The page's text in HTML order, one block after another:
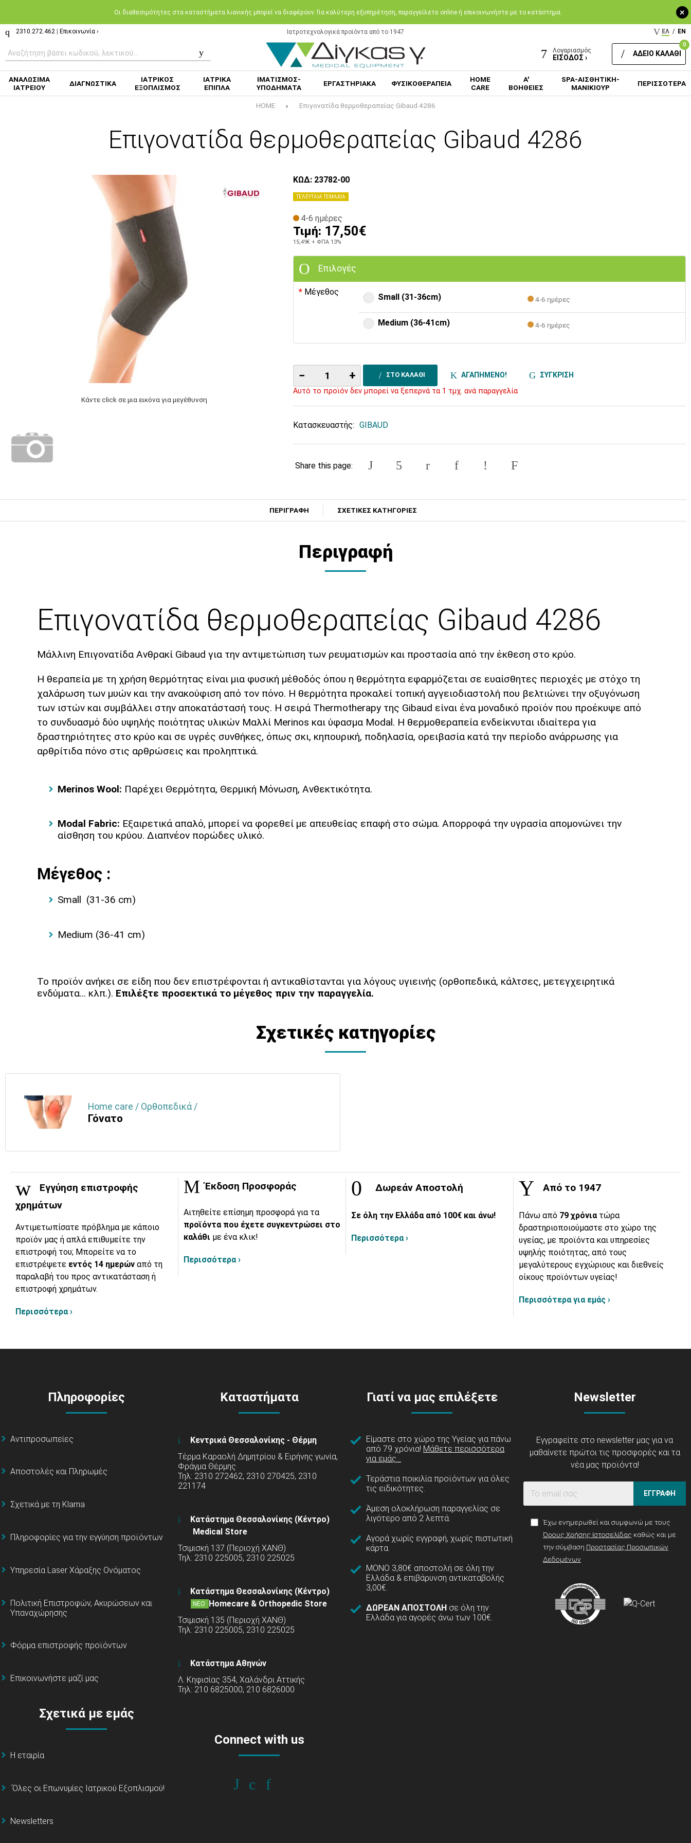
+
Oι διαθεσιμότητες στα καταστήματα λιανικής μπορεί να διαφέρουν. Για καλύτερη εξυπηρέτηση, παραγγείλετε online ή επικοινωνήστε με το κατάστημα.
2310.272.462 Επικοινωνία › Ιατροτεχνολογικά προϊόντα από το 1947 ΕΛ / EN
Λογαριασμός
ΕΙΣΟΔΟΣ ›
0
ΑΔΕΙΟ ΚΑΛΑΘΙ
ΑΝΑΛΩΣΙΜΑ
ΙΑΤΡΕΙΟΥ
ΔΙΑΓΝΩΣΤΙΚΑ
ΙΑΤΡΙΚΟΣ
ΕΞΟΠΛΙΣΜΟΣ
ΙΑΤΡΙΚΑ
ΕΠΙΠΛΑ
ΙΜΑΤΙΣΜΟΣ-
ΥΠΟΔΗΜΑΤΑ
ΕΡΓΑΣΤΗΡΙΑΚΑ ΦΥΣΙΚΟΘΕΡΑΠΕΙΑ
HOME
CARE
Α'
ΒΟΗΘΕΙΕΣ
SPA-ΑΙΣΘΗΤΙΚΗ-
ΜΑΝΙΚΙΟΥΡ
ΠΕΡΙΣΣΟΤΕΡΑ
HOME Επιγονατίδα θερμοθεραπείας Gibaud 4286
Επιγονατίδα θερμοθεραπείας Gibaud 4286
Κάντε click σε μια εικόνα για μεγέθυνση
ΤΕΛΕΥΤΑΙΑ ΤΕΜΑΧΙΑ
ΚΩΔ: 23782-00
4-6 ημέρες
Τιμή: 17,50€
15,49€ + ΦΠΑ 13%
Επιλογές
Μέγεθος
Small (31-36cm) 4-6 ημέρες
Medium (36-41cm) 4-6 ημέρες
− + ΣΤΟ ΚΑΛΑΘΙ ΑΓΑΠΗΜΕΝΟ! ΣΥΓΚΡΙΣΗ
Αυτό το προϊόν δεν μπορεί να ξεπερνά τα 1 τμχ. ανά παραγγελία
Κατασκευαστής: GIBAUD
Share this page:
ΠΕΡΙΓΡΑΦΗ ΣΧΕΤΙΚΕΣ ΚΑΤΗΓΟΡΙΕΣ
Περιγραφή
Επιγονατίδα θερμοθεραπείας Gibaud 4286
Μάλλινη Επιγονατίδα Ανθρακί Gibaud για την αντιμετώπιση των ρευματισμών και προστασία από την έκθεση στο κρύο.
Η θεραπεία με τη χρήση θερμότητας είναι μια φυσική μέθοδός όπου η θερμότητα εφαρμόζεται σε ευαίσθητες περιοχές με στόχο τη
χαλάρωση των μυών και την ανακούφιση από τον πόνο. Η θερμότητα προκαλεί τοπική αγγειοδιαστολή που βελτιώνει την οξυγόνωση
των ιστών και συμβάλλει στην αποκατάστασή τους. Η σειρά Thermotherapy της Gibaud είναι ένα μοναδικό προϊόν που προέκυψε από
το συνδυασμό δύο υψηλής ποιότητας υλικών Μαλλί Merinos και ύφασμα Modal. Η θερμοθεραπεία ενδείκνυται ιδιαίτερα για
δραστηριότητες στο κρύο και σε υγρές συνθήκες, όπως σκι, κηπουρική, ποδηλασία, ορειβασία κατά την περίοδο ανάρρωσης για
αρθρίτιδα πόνο στις αρθρώσεις και προληπτικά.
Merinos Wool: Παρέχει Θερμότητα, Θερμική Μόνωση, Ανθεκτικότητα.
Modal Fabric: Εξαιρετικά απαλό, μπορεί να φορεθεί με απευθείας επαφή στο σώμα. Απορροφά την υγρασία απομονώνει την
αίσθηση του κρύου. Διαπνέον πορώδες υλικό.
Μέγεθος :
Small (31-36 cm)
Medium (36-41 cm)
Το προϊόν ανήκει σε είδη που δεν επιστρέφονται ή αντικαθίστανται για λόγους υγιεινής (ορθοπεδικά, κάλτσες, μετεγχειρητικά
ενδύματα... κλπ.). Επιλέξτε προσεκτικά το μέγεθος πριν την παραγγελία.
Σχετικές κατηγορίες
Home care / Ορθοπεδικά /
Γόνατο
Εγγύηση επιστροφής
χρημάτων
Αντιμετωπίσατε πρόβλημα με κάποιο
προϊόν μας ή απλά επιθυμείτε την
επιστροφή του; Μπορείτε να το
επιστρέψετε εντός 14 ημερών από τη
παραλαβή του προς αντικατάσταση ή
επιστροφή χρημάτων.
Περισσότερα ›
Έκδοση Προσφοράς
Αιτηθείτε επίσημη προσφορά για τα
προϊόντα που έχετε συγκεντρώσει στο
καλάθι με ένα κλικ!
Περισσότερα ›
Δωρεάν Αποστολή
Σε όλη την Ελλάδα από 100€ και άνω!
Περισσότερα ›
Από το 1947
Πάνω από 79 χρόνια τώρα
δραστηριοποιούμαστε στο χώρο της
υγείας, με προϊόντα και υπηρεσίες
υψηλής ποιότητας, από τους
μεγαλύτερους εγχώριους και διεθνείς
οίκους προϊόντων υγείας!
Περισσότερα για εμάς ›
Πληροφορίες
Αντιπροσωπείες
Αποστολές και Πληρωμές
Σχετικά με τη Klarna
Πληροφορίες για την εγγύηση προϊόντων
Υπηρεσία Laser Χάραξης Ονόματος
Πολιτική Επιστροφών, Ακυρώσεων και
Υπαναχώρησης
Φόρμα επιστροφής προϊόντων
Επικοινωνήστε μαζί μας
Σχετικά με εμάς
Η εταιρία
΄Όλες οι Επωνυμίες Ιατρικού Εξοπλισμού!
Newsletters
Καταστήματα
Κεντρικά Θεσσαλονίκης - Θέρμη
Τέρμα Καραολή Δημητρίου & Ειρήνης γωνία,
Φράγμα Θέρμης
Τηλ: 2310 272462, 2310 270425, 2310
221174
Κατάστημα Θεσσαλονίκης (Κέντρο)
Medical Store
Τσιμισκή 137 (Περιοχή ΧΑΝΘ)
Τηλ: 2310 225005, 2310 225025
Κατάστημα Θεσσαλονίκης (Κέντρο)
ΝΕΟ
Homecare & Orthopedic Store
Τσιμισκή 135 (Περιοχή ΧΑΝΘ)
Τηλ: 2310 225005, 2310 225025
Κατάστημα Αθηνών
Λ. Κηφισίας 354, Χαλάνδρι Αττικής
Τηλ: 210 6825000, 210 6826000
Connect with us
Γιατί να μας επιλέξετε
Είμαστε στο χώρο της Υγείας για πάνω
από 79 χρόνια! Μάθετε περισσότερα
για εμάς...
Τεράστια ποικιλία προϊόντων για όλες
τις ειδικότητες.
Άμεση ολοκλήρωση παραγγελίας σε
λιγότερο από 2 λεπτά.
Αγορά χωρίς εγγραφή, χωρίς πιστωτική
κάρτα.
ΜΟΝΟ 3,80€ αποστολή σε όλη την
Ελλάδα & επιβάρυνση αντικαταβολής
3,00€.
ΔΩΡΕΑΝ ΑΠΟΣΤΟΛΗ σε όλη την
Ελλάδα για αγορές άνω των 100€.
Newsletter
Εγγραφείτε στο newsletter μας για να
μαθαίνετε πρώτοι τις προσφορές και τα
νέα μας προϊόντα!
ΕΓΓΡΑΦΗ
Έχω ενημερωθεί και συμφωνώ με τους
Όρους Χρήσης Ιστοσελίδας καθώς και με
την σύμβαση Προστασίας Προσωπικών
Δεδομένων